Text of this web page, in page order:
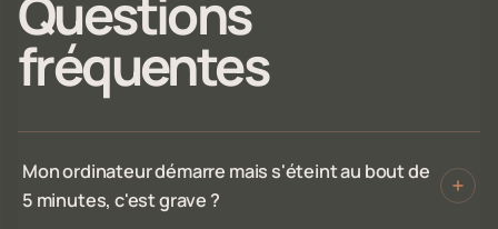
Questions
fréquentes
Mon ordinateur démarre mais s'éteint au bout de
5 minutes, c'est grave ?